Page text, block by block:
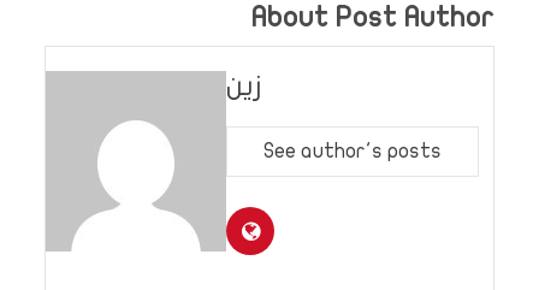
About Post Author
زين
See author's posts